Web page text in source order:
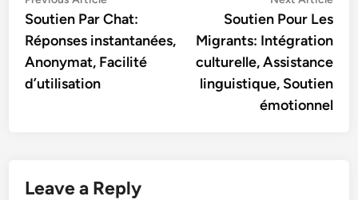
navigationarticle:
Soutien Par Chat:
Réponses instantanées,
Anonymat, Facilité
d’utilisation
Soutien Pour Les
Migrants: Intégration
culturelle, Assistance
linguistique, Soutien
émotionnel
Leave a Reply